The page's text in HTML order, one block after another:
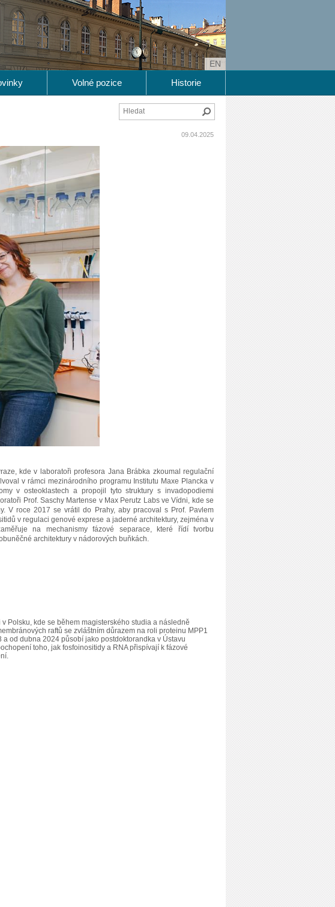
EN
Volné pozice Historie
09.04.2025
kde v laboratoři profesora Jana Brábka zkoumal regulační
v rámci mezinárodního programu Institutu Maxe Plancka v
v osteoklastech a propojil tyto struktury s invadopodiemi
Prof. Saschy Martense v Max Perutz Labs ve Vídni, kde se
V roce 2017 se vrátil do Prahy, aby pracoval s Prof. Pavlem
v regulaci genové exprese a jaderné architektury, zejména v
na mechanismy fázové separace, které řídí tvorbu
architektury v nádorových buňkách.
Polsku, kde se během magisterského studia a následně
raftů se zvláštním důrazem na roli proteinu MPP1
od dubna 2024 působí jako postdoktorandka v Ústavu
toho, jak fosfoinositidy a RNA přispívají k fázové